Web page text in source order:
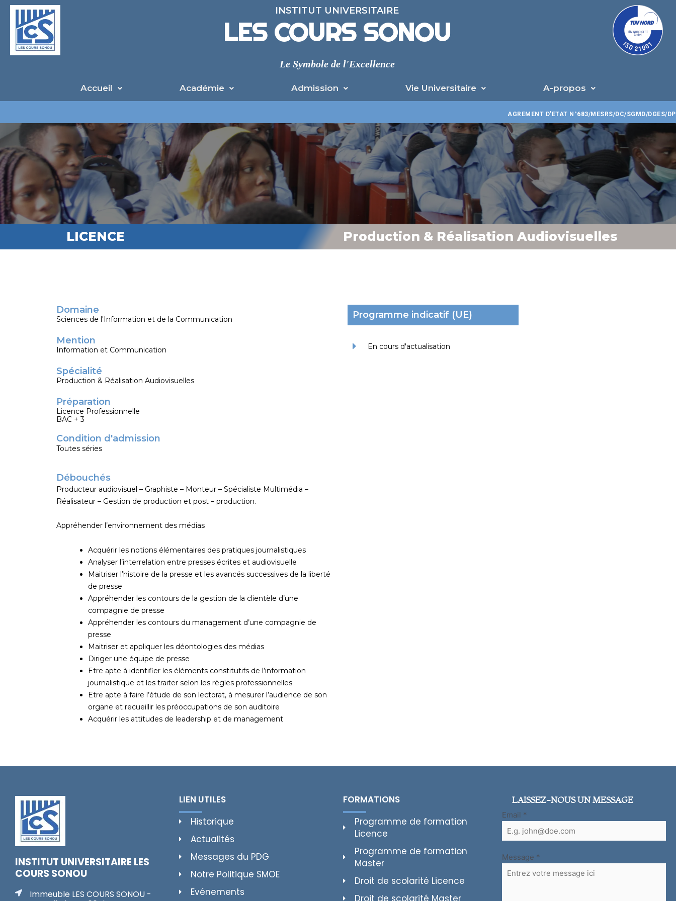
Aller
contenu
INSTITUT UNIVERSITAIRE
LES COURS SONOU
Le Symbole de l'Excellence
Accueil Académie Admission Vie Universitaire A-propos
AGREMENT D'ETAT N°683/MESRS/DC/SGMD/DGES/DPES/
LICENCE Production & Réalisation Audiovisuelles
Domaine
Sciences de l'Information et de la Communication
Mention
Information et Communication
Spécialité
Production & Réalisation Audiovisuelles
Préparation
Licence Professionnelle
BAC + 3
Condition d'admission
Toutes séries
Débouchés
Producteur audiovisuel – Graphiste – Monteur – Spécialiste Multimédia –
Réalisateur – Gestion de production et post – production.
Appréhender l’environnement des médias
Acquérir les notions élémentaires des pratiques journalistiques
Analyser l’interrelation entre presses écrites et audiovisuelle
Maitriser l’histoire de la presse et les avancés successives de la liberté
de presse
Appréhender les contours de la gestion de la clientèle d’une
compagnie de presse
Appréhender les contours du management d’une compagnie de
presse
Maitriser et appliquer les déontologies des médias
Diriger une équipe de presse
Etre apte à identifier les éléments constitutifs de l’information
journalistique et les traiter selon les règles professionnelles
Etre apte à faire l’étude de son lectorat, à mesurer l’audience de son
organe et recueillir les préoccupations de son auditoire
Acquérir les attitudes de leadership et de management
Programme indicatif (UE)
En cours d'actualisation
INSTITUT UNIVERSITAIRE LES
COURS SONOU
Immeuble LES COURS SONOU -
LIEN UTILES
Historique
Actualités
Messages du PDG
Notre Politique SMOE
Evénements
FORMATIONS
Programme de formation
Licence
Programme de formation
Master
Droit de scolarité Licence
Droit de scolarité Master
LAISSEZ-NOUS UN MESSAGE
Email *
Message *